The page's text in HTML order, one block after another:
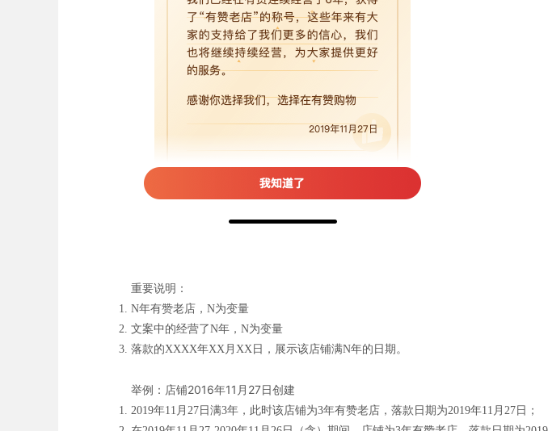
重要说明：
N年有赞老店，N为变量
文案中的经营了N年，N为变量
落款的XXXX年XX月XX日，展示该店铺满N年的日期。
举例：店铺2016年11月27日创建
2019年11月27日满3年，此时该店铺为3年有赞老店，落款日期为2019年11月27日；